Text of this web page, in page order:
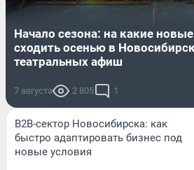
Начало сезона: на какие
сходить осенью в
театральных афиш
7 августа 2 805 1
B2B-сектор Новосибирска: как
быстро адаптировать бизнес под
новые условия